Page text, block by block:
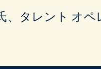
、タレント オ